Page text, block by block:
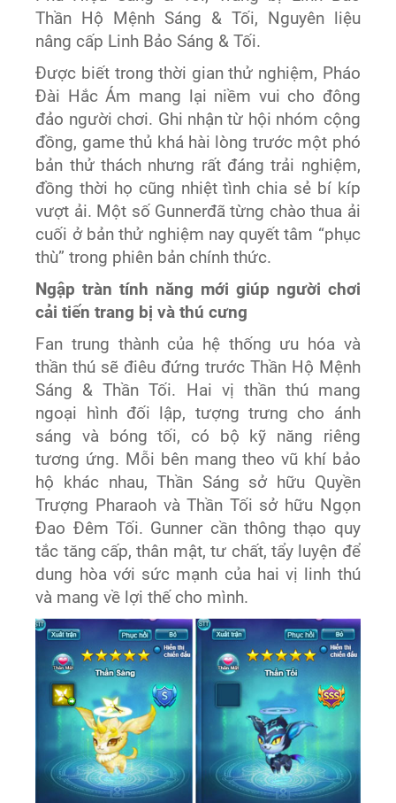
Thần Hộ Mệnh Sáng & Tối, Nguyên liệu
nâng cấp Linh Bảo Sáng & Tối.
Được biết trong thời gian thử nghiệm, Pháo
Đài Hắc Ám mang lại niềm vui cho đông
đảo người chơi. Ghi nhận từ hội nhóm cộng
đồng, game thủ khá hài lòng trước một phó
bản thử thách nhưng rất đáng trải nghiệm,
đồng thời họ cũng nhiệt tình chia sẻ bí kíp
vượt ải. Một số Gunnerđã từng chào thua ải
cuối ở bản thử nghiệm nay quyết tâm “phục
thù” trong phiên bản chính thức.
Ngập tràn tính năng mới giúp người chơi
cải tiến trang bị và thú cưng
Fan trung thành của hệ thống ưu hóa và
thần thú sẽ điêu đứng trước Thần Hộ Mệnh
Sáng & Thần Tối. Hai vị thần thú mang
ngoại hình đối lập, tượng trưng cho ánh
sáng và bóng tối, có bộ kỹ năng riêng
tương ứng. Mỗi bên mang theo vũ khí bảo
hộ khác nhau, Thần Sáng sở hữu Quyền
Trượng Pharaoh và Thần Tối sở hữu Ngọn
Đao Đêm Tối. Gunner cần thông thạo quy
tắc tăng cấp, thân mật, tư chất, tẩy luyện để
dung hòa với sức mạnh của hai vị linh thú
và mang về lợi thế cho mình.